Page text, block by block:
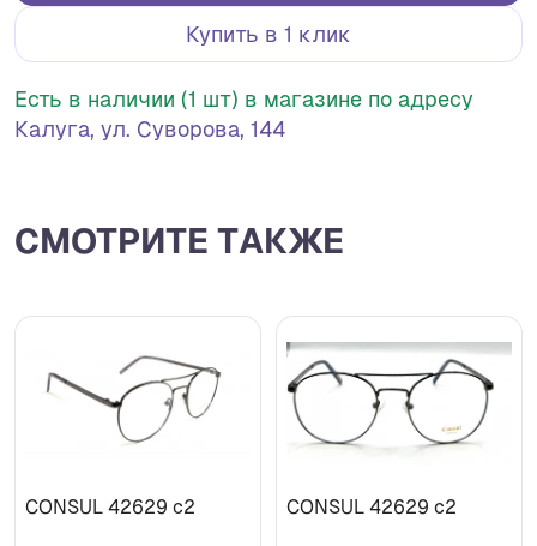
Купить в 1 клик
Есть в наличии (1 шт) в магазине по адресу
Калуга, ул. Суворова, 144
СМОТРИТЕ ТАКЖЕ
CONSUL 42629 c2 CONSUL 42629 c2